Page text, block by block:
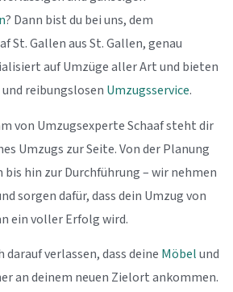
? Dann bist du bei uns, dem
St. Gallen aus St. Gallen, genau
auf Umzüge aller Art und bieten
reibungslosen Umzugsservice.
von Umzugsexperte Schaaf steht dir
Umzugs zur Seite. Von der Planung
hin zur Durchführung – wir nehmen
sorgen dafür, dass dein Umzug von
ein voller Erfolg wird.
darauf verlassen, dass deine Möbelund
an deinem neuen Zielort ankommen.